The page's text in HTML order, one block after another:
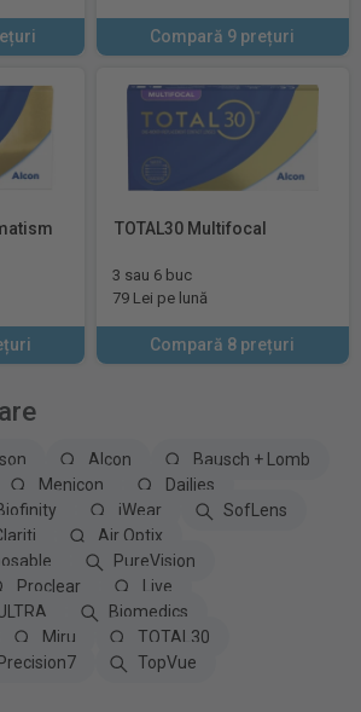
Compară 9 prețuri
TOTAL30 Multifocal
3 sau 6 buc
79 Lei pe lună
Compară 8 prețuri
Alcon
Bausch + Lomb
Menicon
Dailies
iWear
SofLens
Air Optix
PureVision
Proclear
Live
Biomedics
Miru
TOTAL30
TopVue